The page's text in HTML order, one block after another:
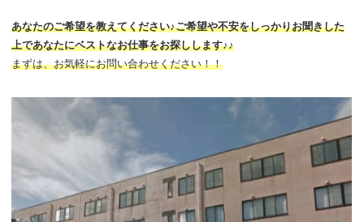
あなたのご希望を教えてください♪ご希望や不安をしっかりお聞きした
上であなたにベストなお仕事をお探しします♪♪
まずは、お気軽にお問い合わせください！！